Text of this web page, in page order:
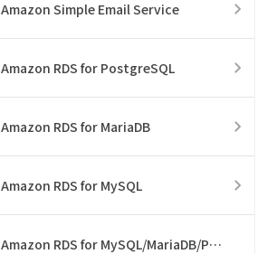
Amazon Simple Email Service
Amazon RDS for PostgreSQL
Amazon RDS for MariaDB
Amazon RDS for MySQL
Amazon RDS for MySQL/MariaDB/PostgreSQL